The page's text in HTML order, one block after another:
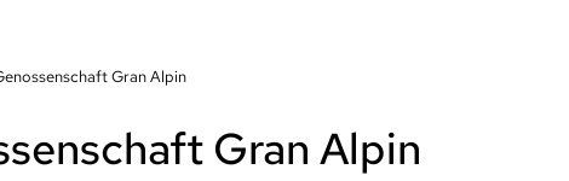
Gran Alpin
Gran Alpin